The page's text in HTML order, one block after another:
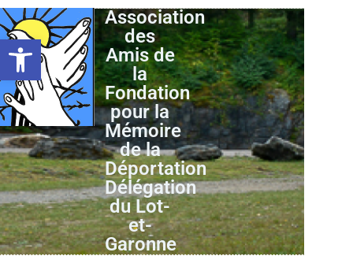
Ouvrir la barre d’outils
Association
des
Amis de
la
Fondation
pour la
Mémoire
de la
Déportation
Délégation
du Lot-
et-
Garonne